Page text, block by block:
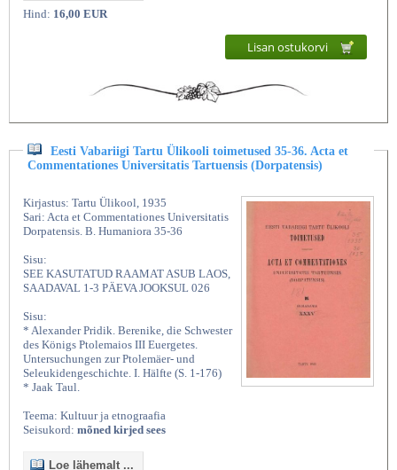
Hind: 16,00 EUR
Lisan ostukorvi
Eesti Vabariigi Tartu Ülikooli toimetused 35-36. Acta et
Commentationes Universitatis Tartuensis (Dorpatensis)
Kirjastus: Tartu Ülikool, 1935
Sari: Acta et Commentationes Universitatis
Dorpatensis. B. Humaniora 35-36
Sisu:
SEE KASUTATUD RAAMAT ASUB LAOS,
SAADAVAL 1-3 PÄEVA JOOKSUL 026
Sisu:
* Alexander Pridik. Berenike, die Schwester
des Königs Ptolemaios III Euergetes.
Untersuchungen zur Ptolemäer- und
Seleukidengeschichte. I. Hälfte (S. 1-176)
* Jaak Taul.
Teema: Kultuur ja etnograafia
Seisukord: mõned kirjed sees
Loe lähemalt ...